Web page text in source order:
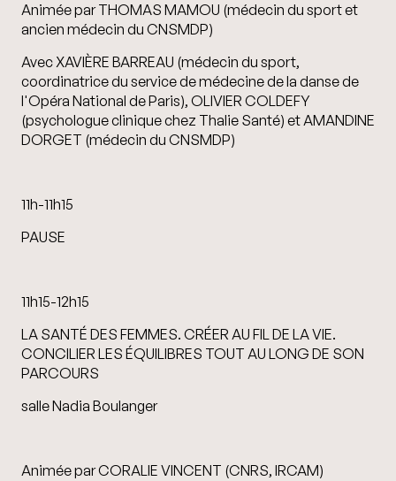
Animée par THOMAS MAMOU (médecin du sport et
ancien médecin du CNSMDP)
Avec XAVIÈRE BARREAU (médecin du sport,
coordinatrice du service de médecine de la danse de
l'Opéra National de Paris), OLIVIER COLDEFY
(psychologue clinique chez Thalie Santé) et AMANDINE
DORGET (médecin du CNSMDP)
11h-11h15
PAUSE
11h15-12h15
LA SANTÉ DES FEMMES. CRÉER AU FIL DE LA VIE.
CONCILIER LES ÉQUILIBRES TOUT AU LONG DE SON
PARCOURS
salle Nadia Boulanger
Animée par CORALIE VINCENT (CNRS, IRCAM)